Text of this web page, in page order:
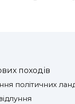
походів
політичних